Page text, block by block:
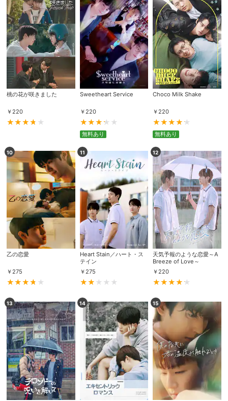
会員設定 会員情報 閉じる
会員情報変更
基本情報、本人連絡先、パスワード 、クレ
ジットカード情報の変更が可能です。
桃の花が咲きました
￥220
Sweetheart Service
￥220
無料あり
Choco Milk Shake
￥220
無料あり
10
乙の恋愛
￥275
11
Heart Stain／ハート・ス
テイン
￥275
12
天気予報のような恋愛～A
Breeze of Love～
￥220
13 14 15